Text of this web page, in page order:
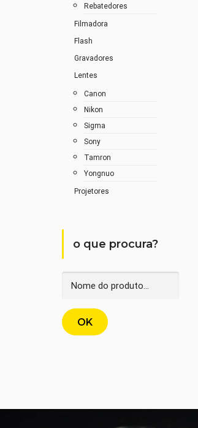
Rebatedores
Filmadora
Flash
Gravadores
Lentes
Canon
Nikon
Sigma
Sony
Tamron
Yongnuo
Projetores
o que procura?